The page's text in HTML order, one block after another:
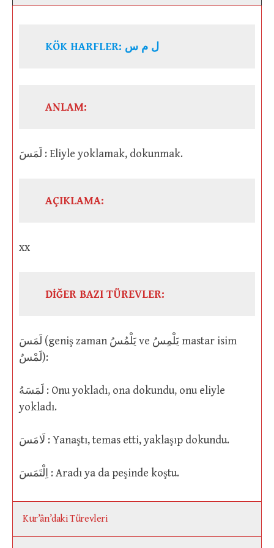
KÖK HARFLER: ل م س
ANLAM:
لَمَسَ : Eliyle yoklamak, dokunmak.
AÇIKLAMA:
xx
DİĞER BAZI TÜREVLER:
لَمَسَ (geniş zaman يَلْمُسُ ve يَلْمِسُ mastar isim
لَمْسٌ):
لَمَسَهُ : Onu yokladı, ona dokundu, onu eliyle
yokladı.
لَامَسَ : Yanaştı, temas etti, yaklaşıp dokundu.
اِلْتَمَسَ : Aradı ya da peşinde koştu.
Kur’ân’daki Türevleri